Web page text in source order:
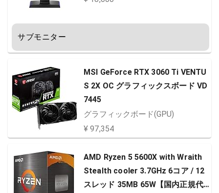
サブモニター
MSI GeForce RTX 3060 Ti VENTU
S 2X OC グラフィックスボード VD
7445
グラフィックボード(GPU)
¥ 97,354
AMD Ryzen 5 5600X with Wraith
Stealth cooler 3.7GHz 6コア / 12
スレッド 35MB 65W【国内正規代